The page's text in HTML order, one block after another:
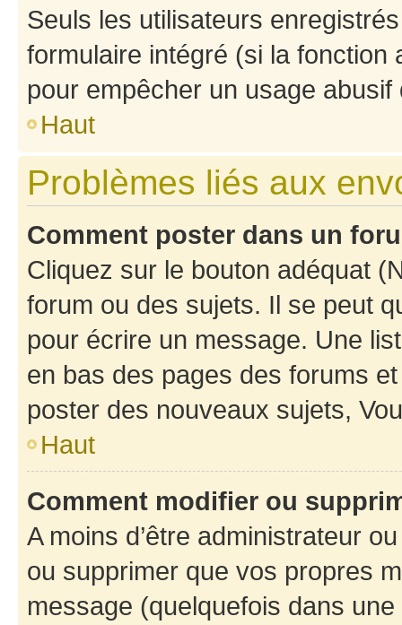
Seuls les utilisateurs
formulaire intégré (si la fonction
pour empêcher un usage
Haut
Problèmes liés aux
Comment poster dans un
Cliquez sur le bouton adéquat
forum ou des sujets. Il se peut
pour écrire un message. Une
en bas des pages des forums
poster des nouveaux sujets,
Haut
Comment modifier ou
A moins d’être administrateur
ou supprimer que vos propres
message (quelquefois dans